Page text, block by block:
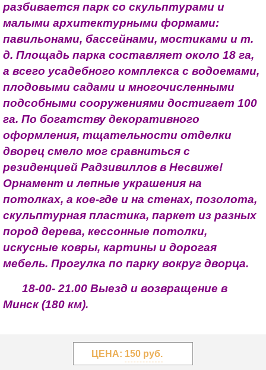
разбивается парк со скульптурами и
малыми архитектурными формами:
павильонами, бассейнами, мостиками и т.
д. Площадь парка составляет около 18 га,
а всего усадебного комплекса с водоемами,
плодовыми садами и многочисленными
подсобными сооружениями достигает 100
га. По богатству декоративного
оформления, тщательности отделки
дворец смело мог сравниться с
резиденцией Радзивиллов в Несвиже!
Орнамент и лепные украшения на
потолках, а кое-где и на стенах, позолота,
скульптурная пластика, паркет из разных
пород дерева, кессонные потолки,
искусные ковры, картины и дорогая
мебель. Прогулка по парку вокруг дворца.
18-00- 21.00 Выезд и возвращение в
Минск (180 км).
ЦЕНА: 150 руб.